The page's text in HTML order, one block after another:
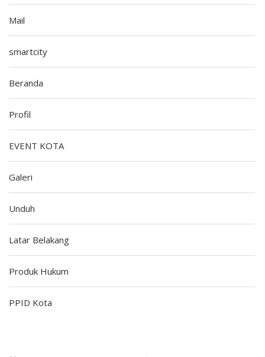
Mail
smartcity
Beranda
Profil
EVENT KOTA
Galeri
Unduh
Latar Belakang
Produk Hukum
PPID Kota